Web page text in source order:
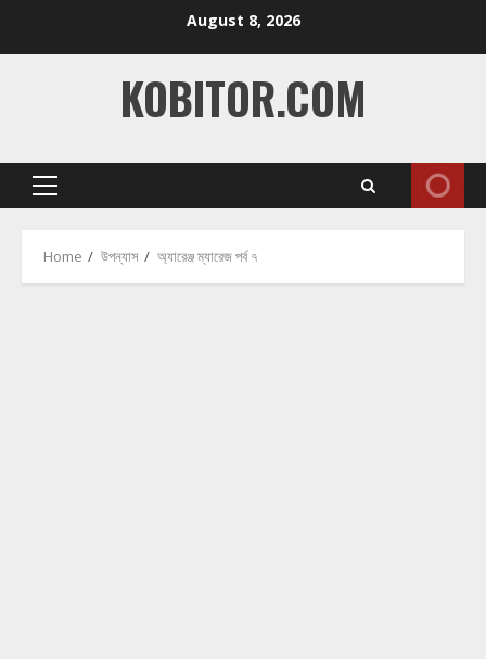
August 8, 2026
KOBITOR.COM
Primary
Home উপন্যাস অ্যারেঞ্জ ম্যারেজ পর্ব ৭